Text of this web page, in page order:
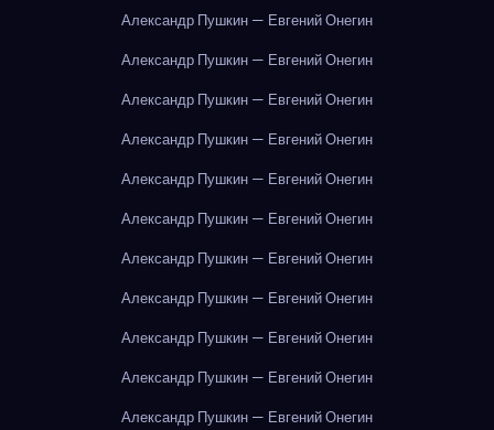
Александр Пушкин — Евгений Онегин
Александр Пушкин — Евгений Онегин
Александр Пушкин — Евгений Онегин
Александр Пушкин — Евгений Онегин
Александр Пушкин — Евгений Онегин
Александр Пушкин — Евгений Онегин
Александр Пушкин — Евгений Онегин
Александр Пушкин — Евгений Онегин
Александр Пушкин — Евгений Онегин
Александр Пушкин — Евгений Онегин
Александр Пушкин — Евгений Онегин